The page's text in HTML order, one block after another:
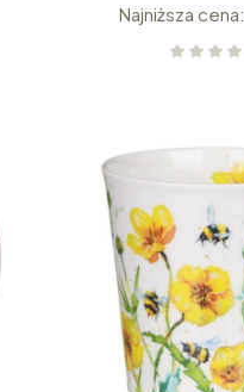
Najniższa cena: